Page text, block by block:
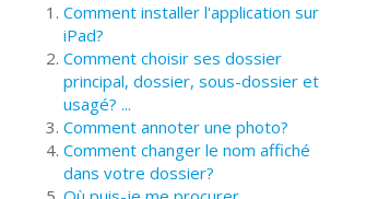
Comment installer l'application sur
iPad?
Comment choisir ses dossier
principal, dossier, sous-dossier et
usagé? ...
Comment annoter une photo?
Comment changer le nom affiché
dans votre dossier?